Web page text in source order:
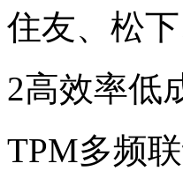
住友、松
2高效率低
TPM多频